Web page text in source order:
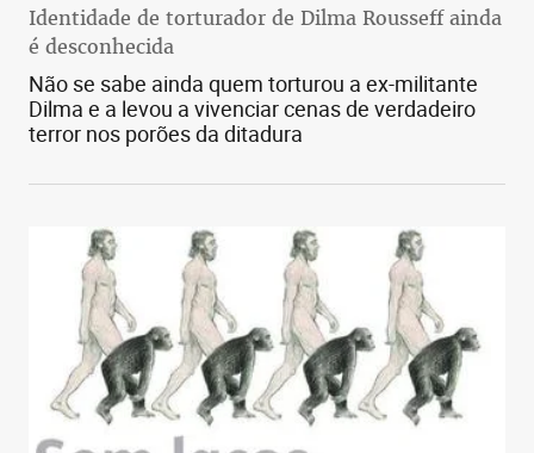
Identidade de torturador de Dilma Rousseff ainda
é desconhecida
Não se sabe ainda quem torturou a ex-militante
Dilma e a levou a vivenciar cenas de verdadeiro
terror nos porões da ditadura